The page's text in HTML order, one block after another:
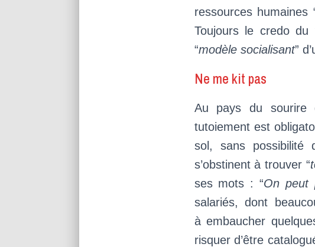
ressources humaines
Toujours le credo du
“modèle socialisant”
Ne me kit pas
Au pays du sourire
tutoiement est
sol, sans possibilité
s’obstinent à trouver “
ses mots : “On peut
salariés, dont
à embaucher
risquer d’être